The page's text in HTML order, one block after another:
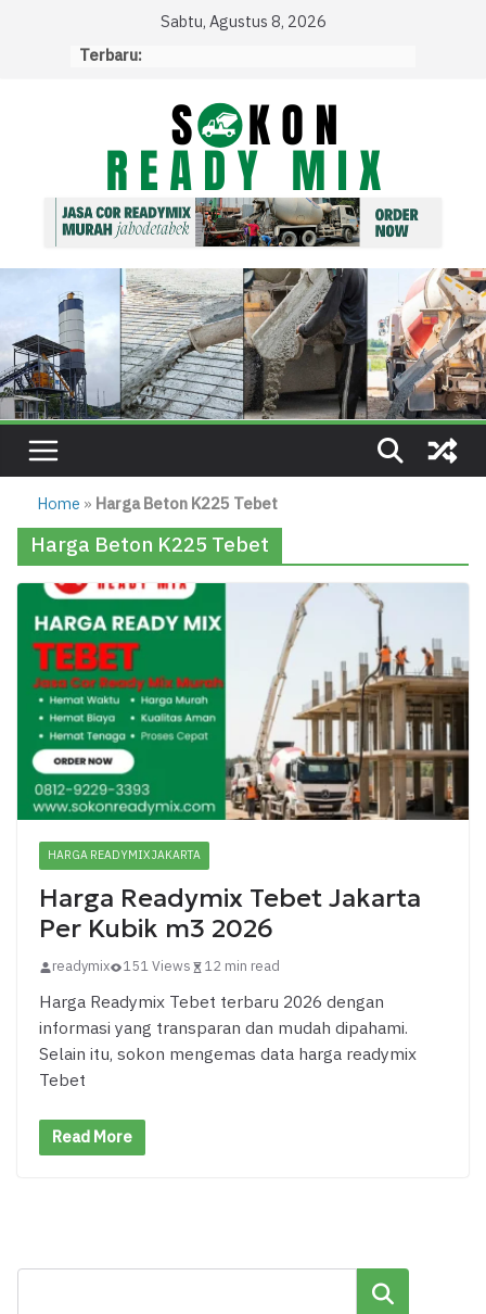
Sabtu, Agustus 8, 2026
Terbaru:
Home » Harga Beton K225 Tebet
Harga Beton K225 Tebet
HARGA READYMIX JAKARTA
Harga Readymix Tebet Jakarta
Per Kubik m3 2026
readymix 151 Views 12 min read
Harga Readymix Tebet terbaru 2026 dengan
informasi yang transparan dan mudah dipahami.
Selain itu, sokon mengemas data harga readymix
Tebet
Read More
Cari